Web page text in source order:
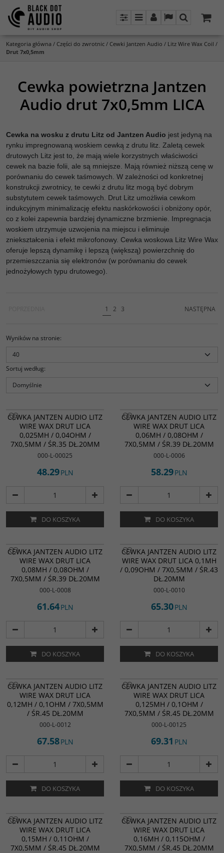
PanelMenuPanel LangSzukaj
Kategoria główna / Części do zwrotnic / Cewki Jantzen Audio / Litz Wire Wax Coil /
Drut 7x0,5mm
Cewka powietrzna Jantzen
Audio drut 7x0,5mm LICA
Cewka na wosku z drutu Litz od Jantzen Audio jest jedyną na
rynku impregnowaną woskiem cewką z drutu litz. Zaletą cewek
drutowych Litz jest to, że mają wiele korzystnych właściwości
cewek na bazie folii, ale są mniejsze. Mają również niższą cenę w
porównaniu do cewek taśmowych. W zależności od konkretnej
konstrukcji zwrotnicy, te cewki z drutu litz mogą być dobrym
substytutem cewek taśmowych. Drut Litz umożliwia cewkom
indukcyjnym minimalizację efektu naskórkowości i obniżony opór,
co z kolei zapewnia bardziej dynamiczne brzmienie. Impregnacja
woskiem utrzymuje uzwojenia na miejscu i eliminuje
zniekształcenia i efekt mikrofonowy. Cewka woskowa Litz Wire Wax
oferuje lepszą dynamikę i lepszą (większą) powierzchnię do
przemieszczania się elektronów (w porównaniu do cewek
jednożyłowych typu drutowego).
1 2 3 NASTĘPNA
Wyników na stronie:
Sortuj według:
CEWKA JANTZEN AUDIO LITZ
WIRE WAX DRUT LICA
0,025MH / 0,04OHM /
7X0,5MM / ŚR.35 DŁ.20MM
000-L-00025
48.29PLN
DO KOSZYKA
CEWKA JANTZEN AUDIO LITZ
WIRE WAX DRUT LICA
0,06MH / 0,08OHM /
7X0,5MM / ŚR.39 DŁ.20MM
000-L-0006
58.29PLN
DO KOSZYKA
CEWKA JANTZEN AUDIO LITZ
WIRE WAX DRUT LICA
0,08MH / 0,08OHM /
7X0,5MM / ŚR.39 DŁ.20MM
000-L-0008
61.64PLN
DO KOSZYKA
CEWKA JANTZEN AUDIO LITZ
WIRE WAX DRUT LICA 0,1MH
/ 0,09OHM / 7X0,5MM / ŚR.43
DŁ.20MM
000-L-0010
65.30PLN
DO KOSZYKA
CEWKA JANTZEN AUDIO LITZ
WIRE WAX DRUT LICA
0,12MH / 0,1OHM / 7X0,5MM
/ ŚR.45 DŁ.20MM
000-L-0012
67.58PLN
DO KOSZYKA
CEWKA JANTZEN AUDIO LITZ
WIRE WAX DRUT LICA
0,125MH / 0,1OHM /
7X0,5MM / ŚR.45 DŁ.20MM
000-L-00125
69.31 PLN
DO KOSZYKA
CEWKA JANTZEN AUDIO LITZ
WIRE WAX DRUT LICA
0,15MH / 0,11OHM /
7X0,5MM / ŚR.45 DŁ.20MM
CEWKA JANTZEN AUDIO LITZ
WIRE WAX DRUT LICA
0,16MH / 0,115OHM /
7X0,5MM / ŚR.45 DŁ.20MM